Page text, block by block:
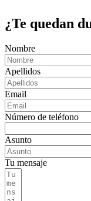
¿Te quedan
Nombre
Apellidos
Email
Número de teléfono
Asunto
Tu mensaje